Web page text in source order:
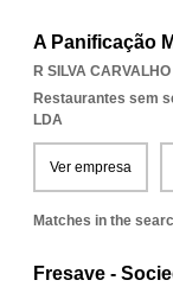
A Panificação
R SILVA
Restaurantes sem
LDA
Ver empresa
Matches in the
Fresave -